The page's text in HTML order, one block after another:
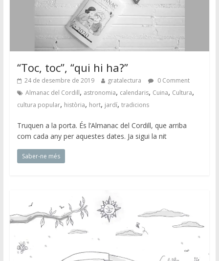
“Toc, toc”, “qui hi ha?”
24 de desembre de 2019 gratalectura
0 Comment
Almanac del Cordill, astronomia, calendaris, Cuina, Cultura,
cultura popular, història, hort, jardí, tradicions
Truquen a la porta. És l’Almanac del Cordill, que arriba
com cada any per aquestes dates. Ja sigui la nit
Saber-ne més